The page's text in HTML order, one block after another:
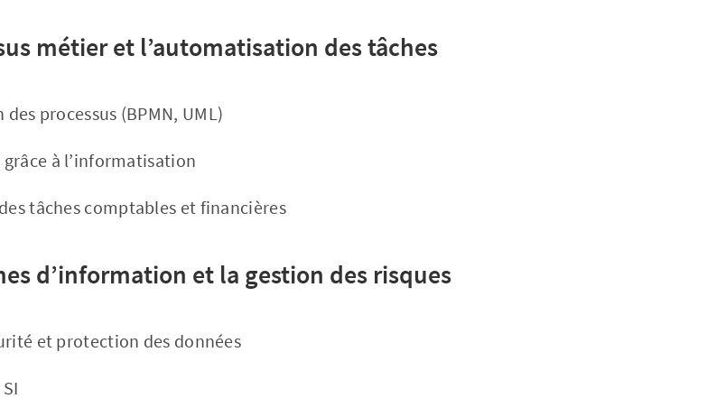
métier et l’automatisation des tâches
processus (BPMN, UML)
grâce à l’informatisation
tâches comptables et financières
d’information et la gestion des risques
et protection des données